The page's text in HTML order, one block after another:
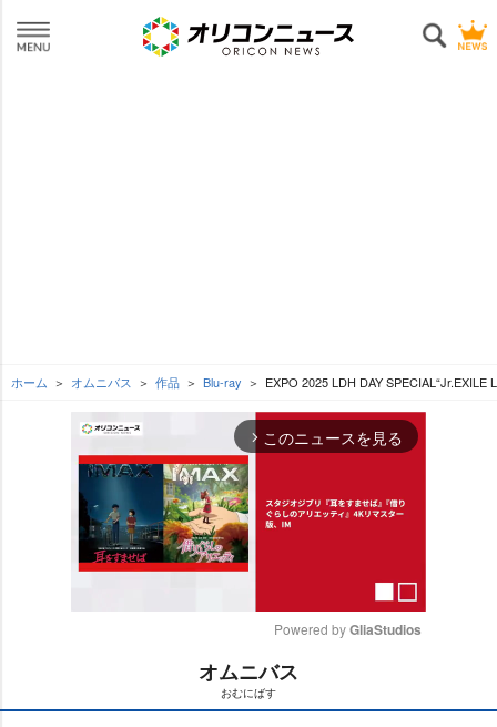
ホーム オムニバス 作品 Blu-ray EXPO 2025 LDH DAY SPECIAL“Jr.EXILE
arrow_forward_ios このニュースを見る
t
Powered by GliaStudios
オムニバス
おむにばす